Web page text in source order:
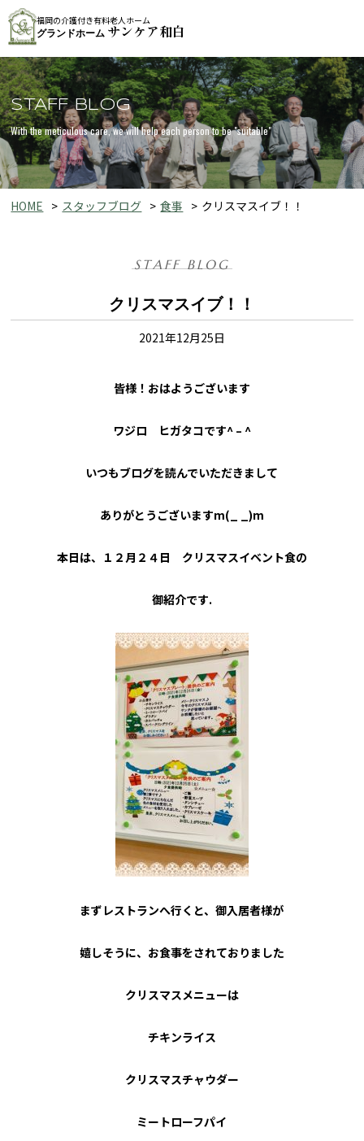
福岡の介護付き有料老人ホーム
グランドホーム サンケア和白
STAFF BLOG
With the meticulous care, we will help each person to be "suitable"
HOME スタッフブログ 食事 クリスマスイブ！！
STAFF BLOG
クリスマスイブ！！
2021年12月25日
皆様！おはようございます
ワジロ ヒガタコです^ – ^
いつもブログを読んでいただきまして
ありがとうございますm(_ _)m
本日は、１２月２４日 クリスマスイベント食の
御紹介です.
まずレストランへ行くと、御入居者様が
嬉しそうに、お食事をされておりました
クリスマスメニューは
チキンライス
クリスマスチャウダー
ミートローフパイ